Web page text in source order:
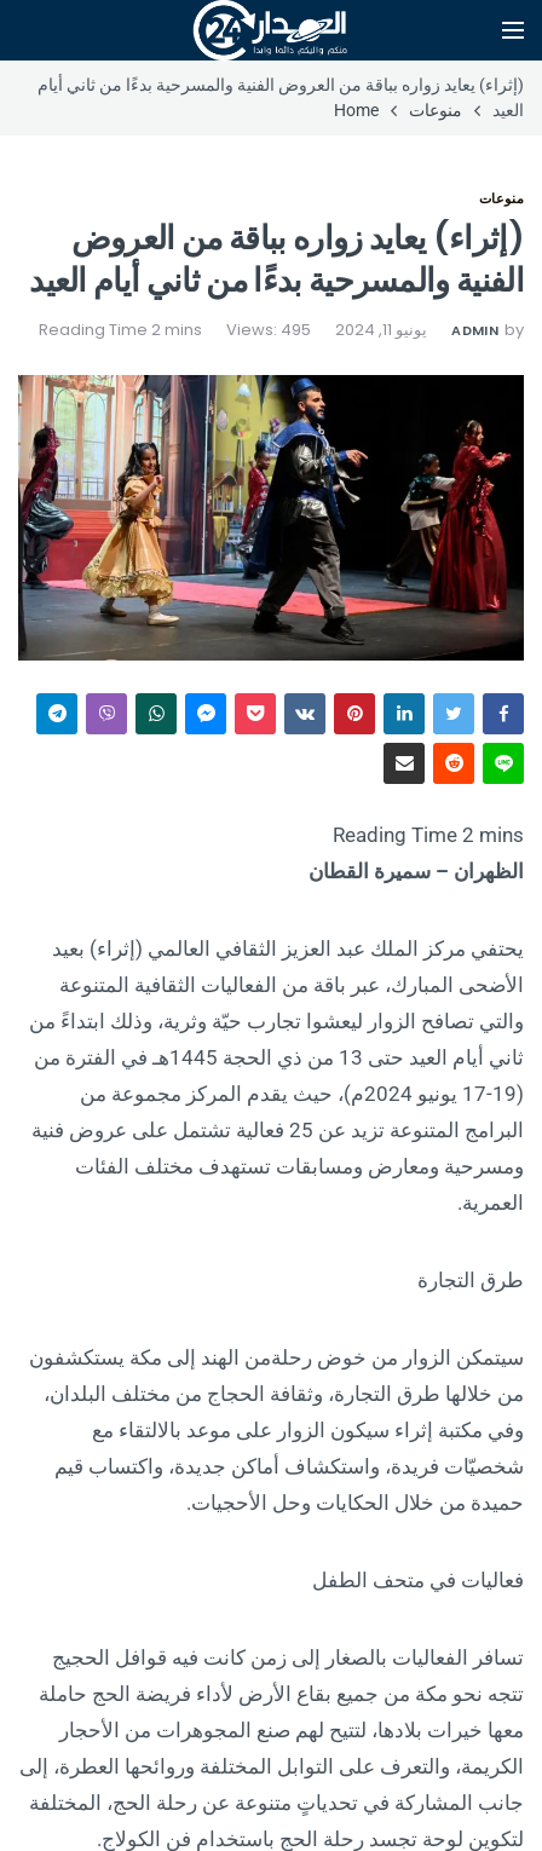
(إثراء) يعايد زواره بباقة من العروض الفنية والمسرحية بدءًا من ثاني أيام
العيد
منوعات Home
منوعات
(إثراء) يعايد زواره بباقة من العروض
الفنية والمسرحية بدءًا من ثاني أيام العيد
by
ADMIN يونيو 11, 2024 Views: 495
الظهران – سميرة القطان
يحتفي مركز الملك عبد العزيز الثقافي العالمي (إثراء) بعيد
الأضحى المبارك، عبر باقة من الفعاليات الثقافية المتنوعة
والتي تصافح الزوار ليعشوا تجارب حيّة وثرية، وذلك ابتداءً من
ثاني أيام العيد حتى 13 من ذي الحجة 1445هـ في الفترة من
(19-17 يونيو 2024م)، حيث يقدم المركز مجموعة من
البرامج المتنوعة تزيد عن 25 فعالية تشتمل على عروض فنية
ومسرحية ومعارض ومسابقات تستهدف مختلف الفئات
العمرية.
طرق التجارة
سيتمكن الزوار من خوض رحلةمن الهند إلى مكة يستكشفون
من خلالها طرق التجارة، وثقافة الحجاج من مختلف البلدان،
وفي مكتبة إثراء سيكون الزوار على موعد بالالتقاء مع
شخصيّات فريدة، واستكشاف أماكن جديدة، واكتساب قيم
حميدة من خلال الحكايات وحل الأحجيات.
فعاليات في متحف الطفل
تسافر الفعاليات بالصغار إلى زمن كانت فيه قوافل الحجيج
تتجه نحو مكة من جميع بقاع الأرض لأداء فريضة الحج حاملة
معها خيرات بلادها، لتتيح لهم صنع المجوهرات من الأحجار
الكريمة، والتعرف على التوابل المختلفة وروائحها العطرة، إلى
جانب المشاركة في تحدياتٍ متنوعة عن رحلة الحج، المختلفة
لتكوين لوحة تجسد رحلة الحج باستخدام فن الكولاج.